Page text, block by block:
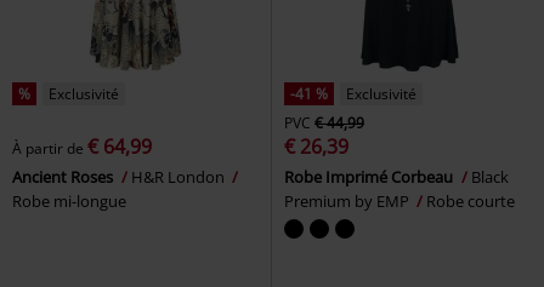
% Exclusivité
À partir de € 64,99
Ancient Roses
H&R London
Robe mi-longue
-41 %
Exclusivité
PVC € 44,99
€ 26,39
Robe Imprimé Corbeau
Black
Premium by EMP
Robe courte